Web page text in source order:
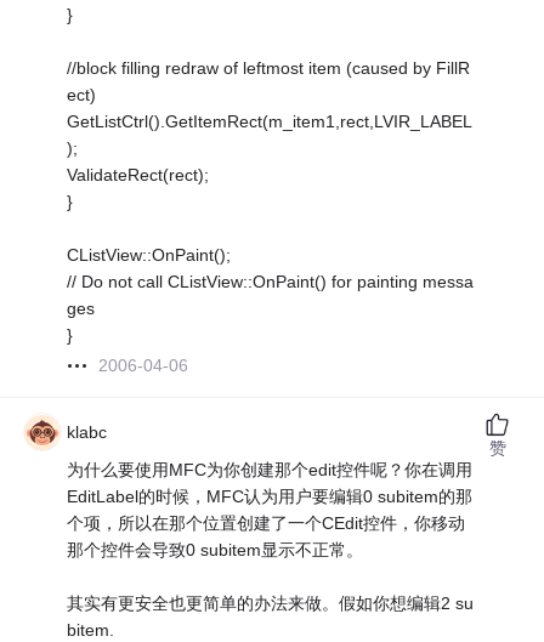
}
//block filling redraw of leftmost item (caused by FillR
ect)
GetListCtrl().GetItemRect(m_item1,rect,LVIR_LABEL
);
ValidateRect(rect);
}
CListView::OnPaint();
// Do not call CListView::OnPaint() for painting messa
ges
}
2006-04-06
klabc
为什么要使用MFC为你创建那个edit控件呢？你在调用
EditLabel的时候，MFC认为用户要编辑0 subitem的那
个项，所以在那个位置创建了一个CEdit控件，你移动
那个控件会导致0 subitem显示不正常。
其实有更安全也更简单的办法来做。假如你想编辑2 su
bitem.
赞